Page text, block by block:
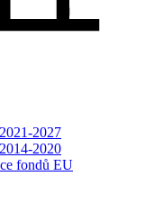
2027
2020
fondů EU